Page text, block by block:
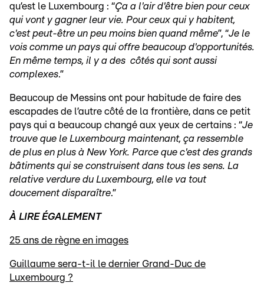
qu’est le Luxembourg : “Ça a l'air d'être bien pour ceux
qui vont y gagner leur vie. Pour ceux qui y habitent,
c'est peut-être un peu moins bien quand même”, “Je le
vois comme un pays qui offre beaucoup d'opportunités.
En même temps, il y a des côtés qui sont aussi
complexes.”
Beaucoup de Messins ont pour habitude de faire des
escapades de l’autre côté de la frontière, dans ce petit
pays qui a beaucoup changé aux yeux de certains : “Je
trouve que le Luxembourg maintenant, ça ressemble
de plus en plus à New York. Parce que c'est des grands
bâtiments qui se construisent dans tous les sens. La
relative verdure du Luxembourg, elle va tout
doucement disparaître.”
À LIRE ÉGALEMENT
25 ans de règne en images
Guillaume sera-t-il le dernier Grand-Duc de
Luxembourg ?